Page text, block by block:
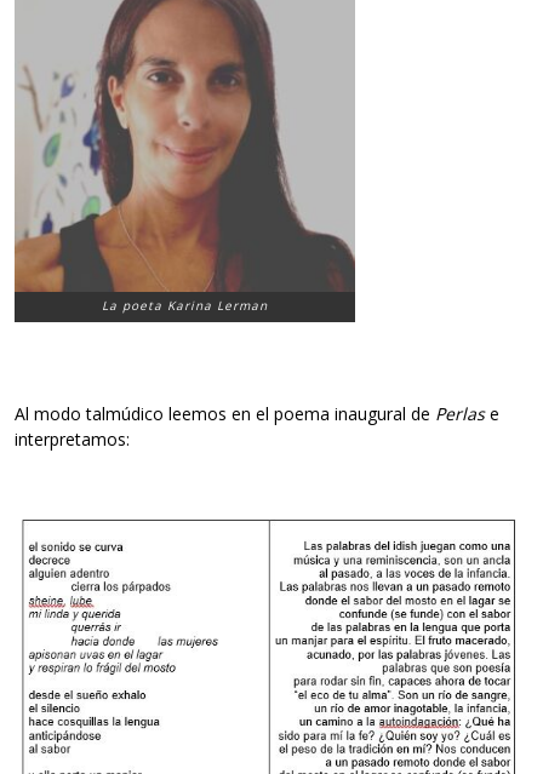
La poeta Karina Lerman
Al modo talmúdico leemos en el poema inaugural de Perlase
interpretamos: